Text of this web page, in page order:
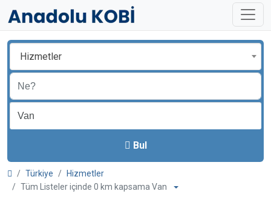
Hizmetler
Bul
Türkiye
Hizmetler
Tüm Listeler içinde 0 km kapsama Van